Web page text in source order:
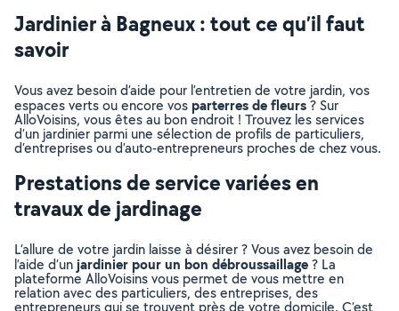
Jardinier à Bagneux : tout ce qu’il faut
savoir
Vous avez besoin d’aide pour l’entretien de votre jardin, vos
espaces verts ou encore vosparterres de fleurs? Sur
AlloVoisins, vous êtes au bon endroit ! Trouvez les services
d’un jardinier parmi une sélection de profils de particuliers,
d’entreprises ou d’auto-entrepreneurs proches de chez vous.
Prestations de service variées en
travaux de jardinage
L’allure de votre jardin laisse à désirer ? Vous avez besoin de
l’aide d’unjardinier pour un bon débroussaillage? La
plateforme AlloVoisins vous permet de vous mettre en
relation avec des particuliers, des entreprises, des
entrepreneurs qui se trouvent près de votre domicile. C’est